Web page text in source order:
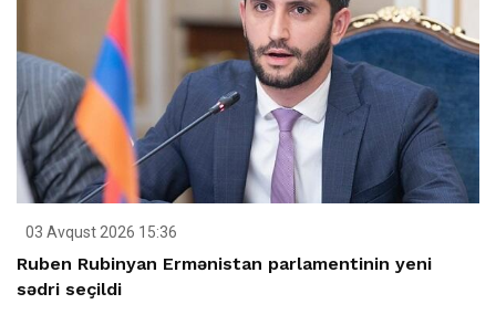
03 Avqust 2026 15:36
Ruben Rubinyan Ermənistan parlamentinin yeni
sədri seçildi